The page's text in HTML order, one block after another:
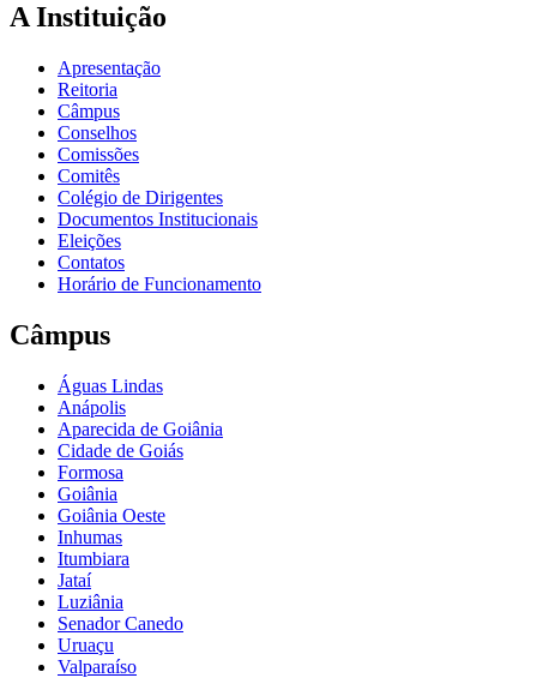
A Instituição
Apresentação
Reitoria
Câmpus
Conselhos
Comissões
Comitês
Colégio de Dirigentes
Documentos Institucionais
Eleições
Contatos
Horário de Funcionamento
Câmpus
Águas Lindas
Anápolis
Aparecida de Goiânia
Cidade de Goiás
Formosa
Goiânia
Goiânia Oeste
Inhumas
Itumbiara
Jataí
Luziânia
Senador Canedo
Uruaçu
Valparaíso